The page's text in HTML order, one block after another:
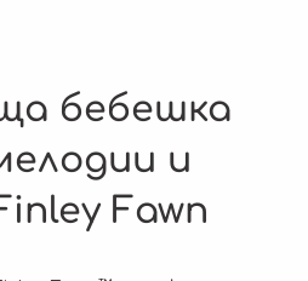
бебешка
и
Fawn